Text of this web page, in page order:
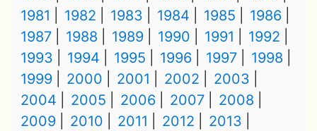
1981
1982 1983 1984 1985
1986
1987
1988 1989 1990 1991
1992
1993
1994 1995 1996 1997
1998
1999
2000 2001 2002
2003
2004
2005 2006 2007
2008
2009
2010 2011 2012
2013